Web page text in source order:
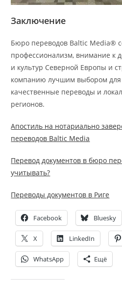
Заключение
Бюро переводов Baltic Media®
профессионализм, внимание к
и культур Северной Европы и
компанию лучшим выбором для
качественные переводы и
регионов.
Апостиль на нотариально
переводов Baltic Media
Перевод документов в бюро
учитывать?
Переводы документов в Риге
Facebook Bluesky
X LinkedIn
WhatsApp Ещё